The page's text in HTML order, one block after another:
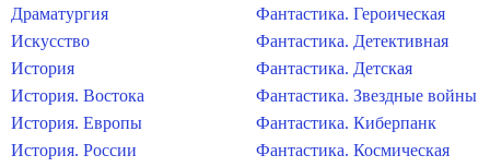
Драматургия
Искусство
История
История. Востока
История. Европы
История. России
Фантастика. Героическая
Фантастика. Детективная
Фантастика. Детская
Фантастика. Звездные войны
Фантастика. Киберпанк
Фантастика. Космическая